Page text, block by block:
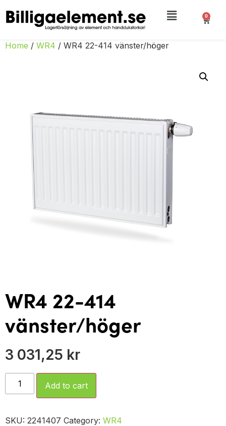
0
Home / WR4 / WR4 22-414 vänster/höger
WR4 22-414
vänster/höger
3 031,25 kr
Add to cart
SKU: 2241407 Category: WR4